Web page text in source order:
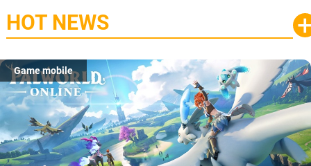
HOT NEWS
Game mobile